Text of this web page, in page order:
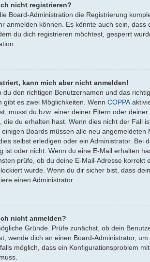
nicht registrieren?
Board-Administration die Registrierung
anmelden können. Es könnte auch sein, dass
du dich registrieren möchtest, gesperrt
kann mich aber nicht anmelden!
du den richtigen Benutzernamen und das
gibt es zwei Möglichkeiten. Wenn COPPA
musst du bzw. einer deiner Eltern oder
die du erhalten hast. Wenn dies nicht der Fall
Boards müssen alle neu
selbst erledigen oder ein Administrator. Bei
ist oder nicht. Wenn du eine E-Mail erhalten
prüfe, ob du deine E-Mail-Adresse korrekt
wurde. Wenn du dir sicher bist, dass
einen Administrator.
nicht anmelden?
Gründe. Prüfe zunächst, ob dein
wende dich an einen Board-Administrator,
möglich, dass ein Konfigurationsproblem